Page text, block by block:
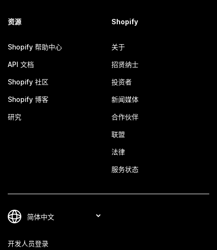
资源
Shopify 帮助中心
API 文档
Shopify 社区
Shopify 博客
研究
Shopify
关于
招贤纳士
投资者
新闻媒体
合作伙伴
联盟
法律
服务状态
开发人员登录